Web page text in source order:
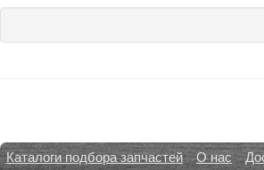
Каталоги подбора запчастей О нас